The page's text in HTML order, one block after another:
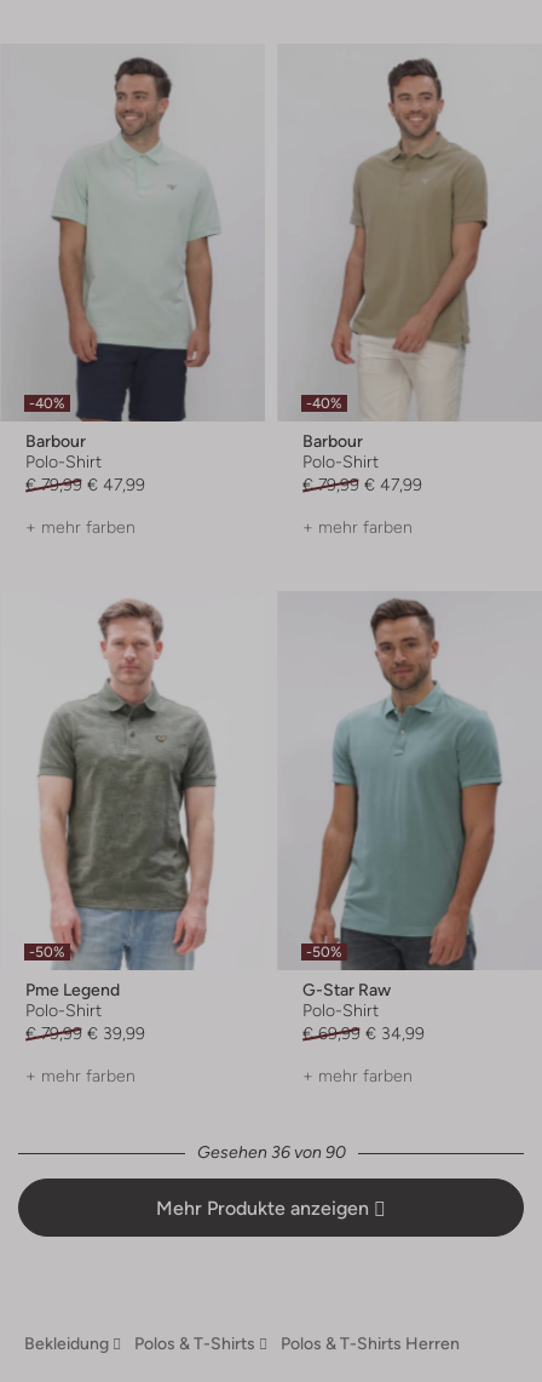
-40%
Barbour
Polo-Shirt
€ 79,99 € 47,99
+ mehr farben
-40%
Barbour
Polo-Shirt
€ 79,99 € 47,99
+ mehr farben
-50%
Pme Legend
Polo-Shirt
€ 79,99 € 39,99
+ mehr farben
-50%
G-Star Raw
Polo-Shirt
€ 69,99 € 34,99
+ mehr farben
Gesehen 36 von 90
Mehr Produkte anzeigen
Bekleidung Polos & T-Shirts Polos & T-Shirts Herren